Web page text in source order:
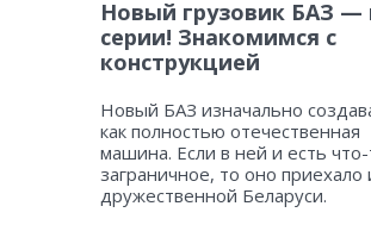
Новый грузовик БАЗ —
серии! Знакомимся с
конструкцией
Новый БАЗ изначально
как полностью отечественная
машина. Если в ней и есть
заграничное, то оно приехало
дружественной Беларуси.